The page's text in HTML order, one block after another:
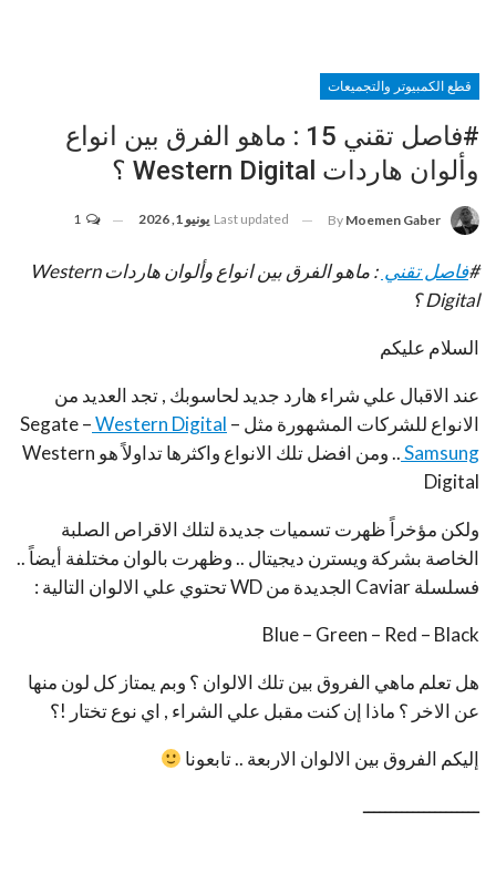
قطع الكمبيوتر والتجميعات
#فاصل تقني 15 : ماهو الفرق بين انواع
وألوان هاردات Western Digital ؟
By Moemen Gaber
Last updated يونيو 1, 2026
#فاصل تقني
: ماهو الفرق بين انواع وألوان هاردات Western
Digital ؟
السلام عليكم
عند الاقبال علي شراء هارد جديد لحاسوبك , تجد العديد من
الانواع للشركات المشهورة مثل Segate –
Western Digital –
Samsung
.. ومن افضل تلك الانواع واكثرها تداولاً هو Western
Digital
ولكن مؤخراً ظهرت تسميات جديدة لتلك الاقراص الصلبة
الخاصة بشركة ويسترن ديجيتال .. وظهرت بالوان مختلفة أيضاً ..
فسلسلة Caviar الجديدة من WD تحتوي علي الالوان التالية :
Blue – Green – Red – Black
هل تعلم ماهي الفروق بين تلك الالوان ؟ وبم يمتاز كل لون منها
عن الاخر ؟ ماذا إن كنت مقبل علي الشراء , اي نوع تختار !؟
إليكم الفروق بين الالوان الاربعة .. تابعونا
ـــــــــــــــــــــ